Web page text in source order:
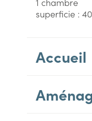
superficie :
Accueil